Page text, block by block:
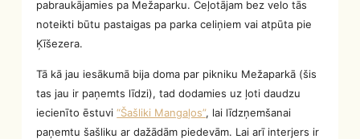
pabraukājamies pa Mežaparku. Ceļotājam bez velo tās
noteikti būtu pastaigas pa parka celiņiem vai atpūta pie
Ķīšezera.
Tā kā jau iesākumā bija doma par pikniku Mežaparkā (šis
tas jau ir paņemts līdzi), tad dodamies uz ļoti daudzu
iecienīto ēstuvi“Šašliki Mangaļos”, lai līdzņemšanai
paņemtu šašliku ar dažādām piedevām. Lai arī interjers ir